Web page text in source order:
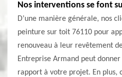
Nos interventions se font
D’une manière générale, nos
peinture sur toit 76110 pour
renouveau à leur revêtement
Entreprise Armand peut
rapport à votre projet. En plus,